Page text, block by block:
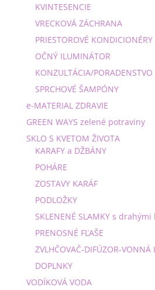
KVINTESENCIE
VRECKOVÁ ZÁCHRANA
PRIESTOROVÉ KONDICIONÉRY
OČNÝ ILUMINÁTOR
KONZULTÁCIA/PORADENSTVO
SPRCHOVÉ ŠAMPÓNY
e-MATERIAL ZDRAVIE
GREEN WAYS zelené potraviny
SKLO S KVETOM ŽIVOTA
KARAFY a DŽBÁNY
POHÁRE
ZOSTAVY KARÁF
PODLOŽKY
SKLENENÉ SLAMKY s
PRENOSNÉ FĽAŠE
ZVLHČOVAČ-DIFÚZOR-VONNÁ
DOPLNKY
VODÍKOVÁ VODA